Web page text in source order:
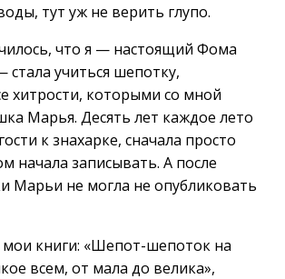
тут уж не верить глупо.
что я — настоящий Фома
учиться шепотку,
хитрости, которыми со мной
Марья. Десять лет каждое лето
к знахарке, сначала просто
начала записывать. А после
Марьи не могла не опубликовать
мои книги: «Шепот-шепоток на
всем, от мала до велика»,